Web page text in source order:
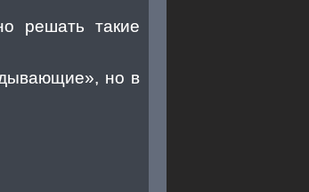
решать такие
но в